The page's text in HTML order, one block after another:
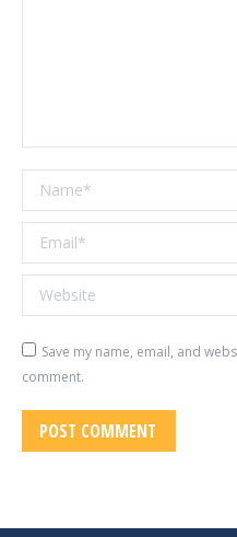
Name *
Email *
Website
Save my name, email, and
comment.
POST COMMENT